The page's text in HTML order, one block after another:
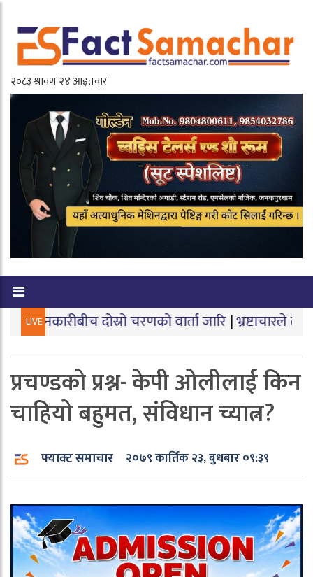
LIVE
दोस्रो चरणको वार्ता जारि|भ्रष्टाचारले तुहियो
प्रचण्डको प्रश्न- केपी ओलीलाई किन
चाहियो बहुमत, संविधान च्यात्न?
फ्याक्ट समाचार २०७९ कार्तिक २३, बुधबार ०९:३९